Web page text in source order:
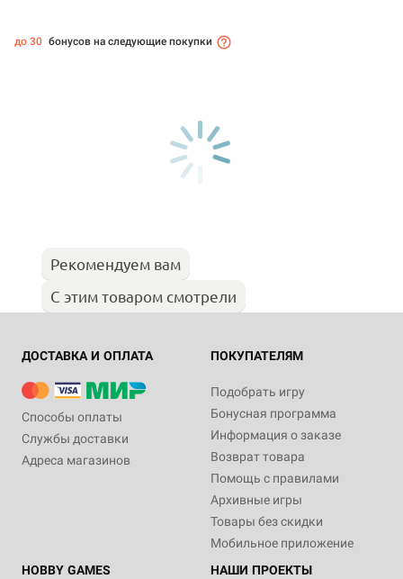
до 30 бонусов на следующие покупки
Рекомендуем вам
С этим товаром смотрели
ДОСТАВКА И ОПЛАТА
Способы оплаты
Службы доставки
Адреса магазинов
ПОКУПАТЕЛЯМ
Подобрать игру
Бонусная программа
Информация о заказе
Возврат товара
Помощь с правилами
Архивные игры
Товары без скидки
Мобильное приложение
HOBBY GAMES
НАШИ ПРОЕКТЫ